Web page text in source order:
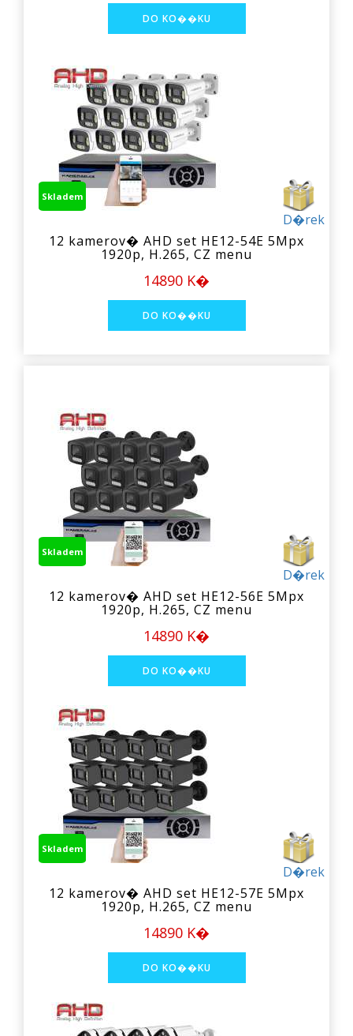
D�rek
Skladem
12 kamerov� AHD set HE12-54E 5Mpx
1920p, H.265, CZ menu
14890 K�
D�rek
Skladem
12 kamerov� AHD set HE12-56E 5Mpx
1920p, H.265, CZ menu
14890 K�
D�rek
Skladem
12 kamerov� AHD set HE12-57E 5Mpx
1920p, H.265, CZ menu
14890 K�